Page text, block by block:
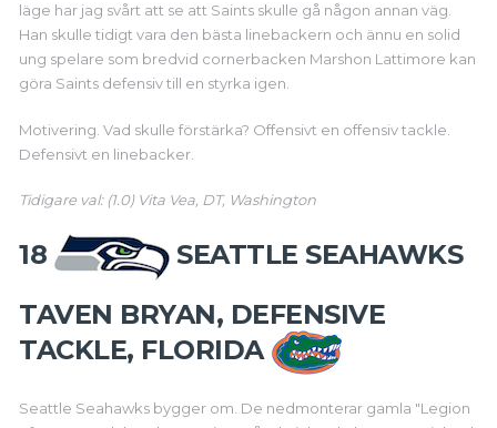
läge har jag svårt att se att Saints skulle gå någon annan väg.
Han skulle tidigt vara den bästa linebackern och ännu en solid
ung spelare som bredvid cornerbacken Marshon Lattimore kan
göra Saints defensiv till en styrka igen.
Motivering. Vad skulle förstärka? Offensivt en offensiv tackle.
Defensivt en linebacker.
Tidigare val: (1.0) Vita Vea, DT, Washington
18
SEATTLE SEAHAWKS
TAVEN BRYAN, DEFENSIVE
TACKLE, FLORIDA
Seattle Seahawks bygger om. De nedmonterar gamla "Legion